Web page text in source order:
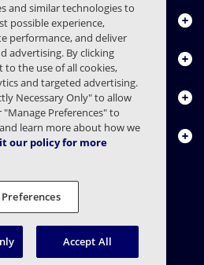
privacy Note legali
responsabile
Services Limited
and similar technologies to
possible experience,
performance, and deliver
advertising. By clicking
to the use of all cookies,
and targeted advertising.
Necessary Only" to allow
Preferences" to
learn more about how we
our policy for more
Accept All